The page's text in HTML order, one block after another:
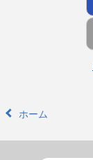
ホーム